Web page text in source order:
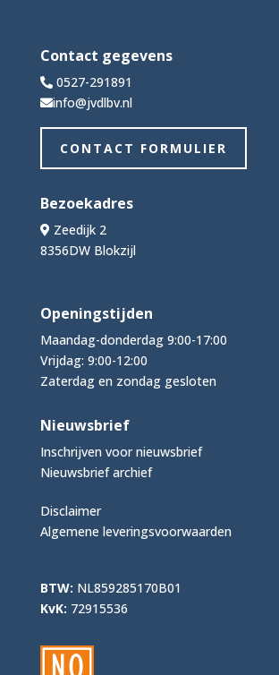
Contact gegevens
0527-291891
info@jvdlbv.nl
CONTACT FORMULIER
Bezoekadres
Zeedijk 2
8356DW Blokzijl
Openingstijden
Maandag-donderdag 9:00-17:00
Vrijdag: 9:00-12:00
Zaterdag en zondag gesloten
Nieuwsbrief
Inschrijven voor nieuwsbrief
Nieuwsbrief archief
Disclaimer
Algemene leveringsvoorwaarden
BTW: NL859285170B01
KvK: 72915536